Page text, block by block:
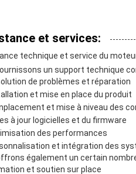
et services:
technique et service du
un support technique
de problèmes et réparation
et mise en place du produit
et mise à niveau des
à jour logicielles et du firmware
des performances
et intégration des
également un certain
et soutien sur place